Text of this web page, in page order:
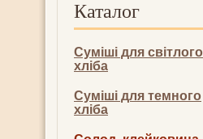
Каталог
Суміші для світлого
хліба
Суміші для темного
хліба